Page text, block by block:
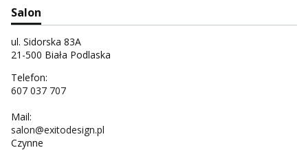
Salon
ul. Sidorska 83A
21-500 Biała Podlaska
Telefon:
607 037 707
Mail:
salon@exitodesign.pl
Czynne